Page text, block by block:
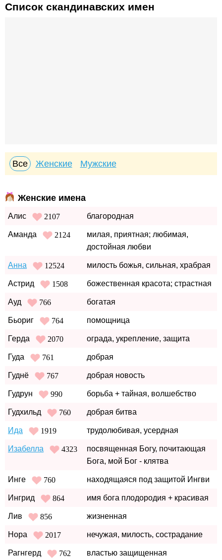
Список скандинавских имен
Все Женские Мужские
Женские имена
Алис 2107 благородная
Аманда 2124
милая, приятная; любимая,
достойная любви
Анна 12524 милость божья, сильная, храбрая
Астрид 1508 божественная красота; страстная
Ауд 766 богатая
Бьориг 764 помощница
Герда 2070 ограда, укрепление, защита
Гуда 761 добрая
Гуднё 767 добрая новость
Гудрун 990 борьба + тайная, волшебство
Гудхильд 760 добрая битва
Ида 1919 трудолюбивая, усердная
Изабелла 4323
посвященная Богу, почитающая
Бога, мой Бог - клятва
Инге 760 находящаяся под защитой Ингви
Ингрид 864 имя бога плодородия + красивая
Лив 856 жизненная
Нора 2017 нечужая, милость, сострадание
Рагнгерд 762 властью защищенная